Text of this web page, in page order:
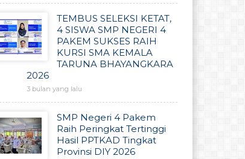
TEMBUS SELEKSI KETAT,
4 SISWA SMP NEGERI 4
PAKEM SUKSES RAIH
KURSI SMA KEMALA
TARUNA BHAYANGKARA
2026
3 bulan yang lalu
SMP Negeri 4 Pakem
Raih Peringkat Tertinggi
Hasil PPTKAD Tingkat
Provinsi DIY 2026